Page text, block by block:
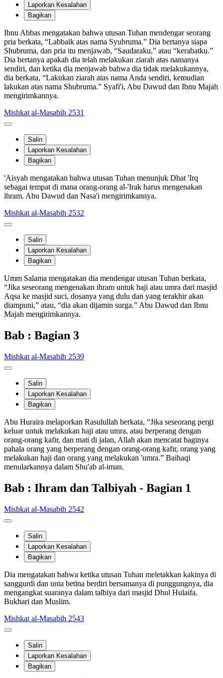
Laporkan Kesalahan
Bagikan
Ibnu Abbas mengatakan bahwa utusan Tuhan mendengar seorang
pria berkata, “Labbaik atas nama Syubruma.” Dia bertanya siapa
Shubruma, dan pria itu menjawab, “Saudaraku,” atau “kerabatku.”
Dia bertanya apakah dia telah melakukan ziarah atas namanya
sendiri, dan ketika dia menjawab bahwa dia tidak melakukannya,
dia berkata, “Lakukan ziarah atas nama Anda sendiri, kemudian
lakukan atas nama Shubruma.” Syafi'i, Abu Dawud dan Ibnu Majah
mengirimkannya.
Mishkat al-Masabih 2531
Salin
Laporkan Kesalahan
Bagikan
'Aisyah mengatakan bahwa utusan Tuhan menunjuk Dhat 'Irq
sebagai tempat di mana orang-orang al-'Irak harus mengenakan
ihram. Abu Dawud dan Nasa'i mengirimkannya.
Mishkat al-Masabih 2532
Salin
Laporkan Kesalahan
Bagikan
Umm Salama mengatakan dia mendengar utusan Tuhan berkata,
“Jika seseorang mengenakan ihram untuk haji atau umra dari masjid
Aqsa ke masjid suci, dosanya yang dulu dan yang terakhir akan
diampuni,” atau, “dia akan dijamin surga.” Abu Dawud dan Ibnu
Majah mengirimkannya.
Bab : Bagian 3
Mishkat al-Masabih 2539
Salin
Laporkan Kesalahan
Bagikan
Abu Huraira melaporkan Rasulullah berkata, “Jika seseorang pergi
keluar untuk melakukan haji atau umra, atau berperang dengan
orang-orang kafir, dan mati di jalan, Allah akan mencatat baginya
pahala orang yang berperang dengan orang-orang kafir, orang yang
melakukan haji dan orang yang melakukan 'umra.” Baihaqi
menularkannya dalam Shu'ab al-iman.
Bab : Ihram dan Talbiyah - Bagian 1
Mishkat al-Masabih 2542
Salin
Laporkan Kesalahan
Bagikan
Dia mengatakan bahwa ketika utusan Tuhan meletakkan kakinya di
sanggurdi dan unta betina berdiri bersamanya di punggungnya, dia
mengangkat suaranya dalam talbiya dari masjid Dhul Hulaifa.
Bukhari dan Muslim.
Mishkat al-Masabih 2543
Salin
Laporkan Kesalahan
Bagikan